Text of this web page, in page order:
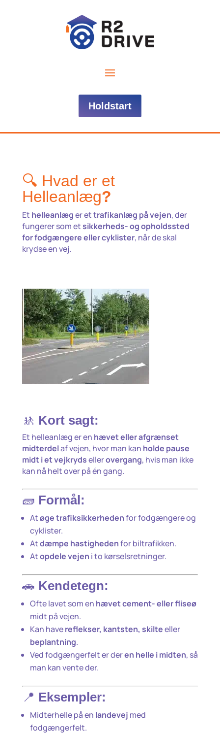
Holdstart
🔍 Hvad er et
Helleanlæg?
Et helleanlæger ettrafikanlæg på vejen, der
fungerer som etsikkerheds- og opholdssted
for fodgængere eller cyklister, når de skal
krydse en vej.
🚸 Kort sagt:
Et helleanlæg er en hævet eller afgrænset
midterdelaf vejen, hvor man kan holde pause
midt i et vejkrydsellerovergang, hvis man ikke
kan nå helt over på én gang.
🧱 Formål:
Atøge trafiksikkerhedenfor fodgængere og
cyklister.
Atdæmpe hastighedenfor biltrafikken.
Atopdele vejen i to kørselsretninger.
🚗 Kendetegn:
Ofte lavet som en hævet cement- eller fliseø
midt på vejen.
Kan havereflekser, kantsten, skilteeller
beplantning.
Ved fodgængerfelt er deren helle i midten, så
man kan vente der.
📍 Eksempler:
Midterhelle på en landevej med
fodgængerfelt.